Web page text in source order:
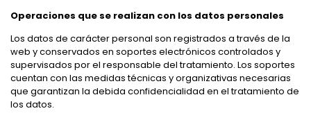
Operaciones que se realizan con los datos personales
Los datos de carácter personal son registrados a través de la
web y conservados en soportes electrónicos controlados y
supervisados por el responsable del tratamiento. Los soportes
cuentan con las medidas técnicas y organizativas necesarias
que garantizan la debida confidencialidad en el tratamiento de
los datos.